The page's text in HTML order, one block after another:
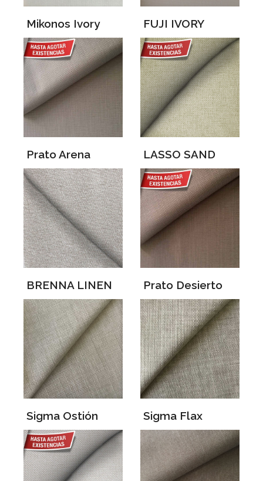
Mikonos Ivory FUJI IVORY
Prato Arena LASSO SAND
BRENNA LINEN Prato Desierto
Sigma Ostión Sigma Flax